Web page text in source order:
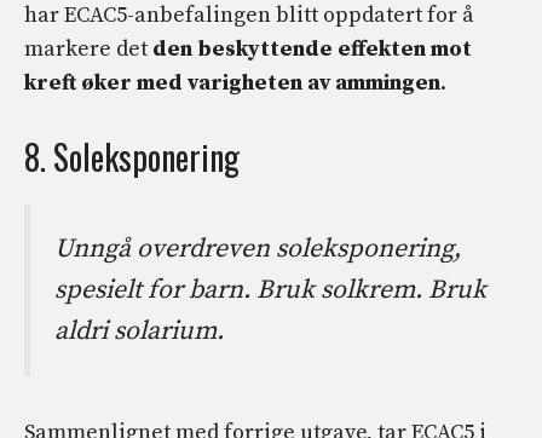
har ECAC5-anbefalingen blitt oppdatert for å
markere det den beskyttende effekten mot
kreft øker med varigheten av ammingen.
8. Soleksponering
Unngå overdreven soleksponering,
spesielt for barn. Bruk solkrem. Bruk
aldri solarium.
Sammenlignet med forrige utgave, tar ECAC5 i